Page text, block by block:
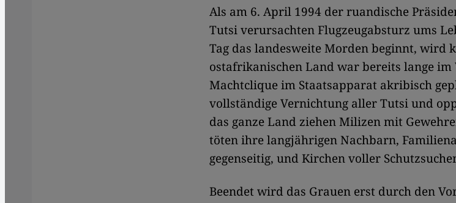
Als am 6. April 1994 der ruandische
Tutsi verursachten Flugzeugabsturz ums
Tag das landesweite Morden beginnt, wird
ostafrikanischen Land war bereits lange
Machtclique im Staatsapparat akribisch
vollständige Vernichtung aller Tutsi und
das ganze Land ziehen Milizen mit
töten ihre langjährigen Nachbarn,
gegenseitig, und Kirchen voller
Beendet wird das Grauen erst durch den